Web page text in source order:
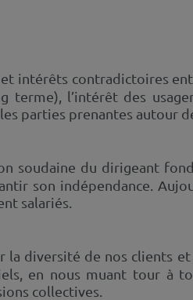
et intérêts contradictoires
l’intérêt des
parties prenantes autour
soudaine du dirigeant
son indépendance.
salariés.
la diversité de nos clients
en nous muant tour à
collectives.